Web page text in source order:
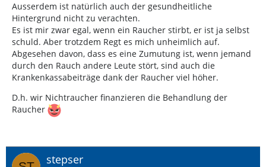
Ausserdem ist natürlich auch der gesundheitliche
Hintergrund nicht zu verachten.
Es ist mir zwar egal, wenn ein Raucher stirbt, er ist ja selbst
schuld. Aber trotzdem Regt es mich unheimlich auf.
Abgesehen davon, dass es eine Zumutung ist, wenn jemand
durch den Rauch andere Leute stört, sind auch die
Krankenkassabeiträge dank der Raucher viel höher.
D.h. wir Nichtraucher finanzieren die Behandlung der
Raucher
stepser